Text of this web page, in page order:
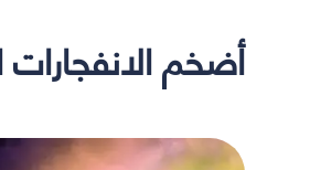
أضخم الانفجارات